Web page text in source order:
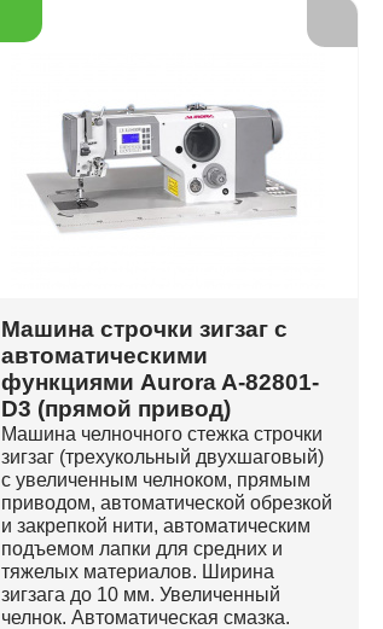
Машина строчки зигзаг с
автоматическими
функциями Aurora A-82801-
D3 (прямой привод)
Машина челночного стежка строчки
зигзаг (трехукольный двухшаговый)
с увеличенным челноком, прямым
приводом, автоматической обрезкой
и закрепкой нити, автоматическим
подъемом лапки для средних и
тяжелых материалов. Ширина
зигзага до 10 мм. Увеличенный
челнок. Автоматическая смазка.